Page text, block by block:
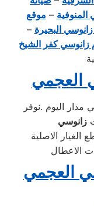
– موقع
البحيرة –
زانوسي كفر الشيخ
العجمي
اليوم .نوفر
الغيار الاصلية
العجمي